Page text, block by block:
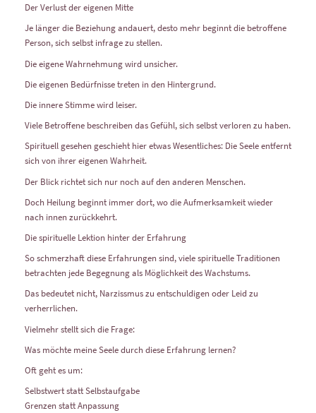
Der Verlust der eigenen Mitte
Je länger die Beziehung andauert, desto mehr beginnt die betroffene
Person, sich selbst infrage zu stellen.
Die eigene Wahrnehmung wird unsicher.
Die eigenen Bedürfnisse treten in den Hintergrund.
Die innere Stimme wird leiser.
Viele Betroffene beschreiben das Gefühl, sich selbst verloren zu haben.
Spirituell gesehen geschieht hier etwas Wesentliches: Die Seele entfernt
sich von ihrer eigenen Wahrheit.
Der Blick richtet sich nur noch auf den anderen Menschen.
Doch Heilung beginnt immer dort, wo die Aufmerksamkeit wieder
nach innen zurückkehrt.
Die spirituelle Lektion hinter der Erfahrung
So schmerzhaft diese Erfahrungen sind, viele spirituelle Traditionen
betrachten jede Begegnung als Möglichkeit des Wachstums.
Das bedeutet nicht, Narzissmus zu entschuldigen oder Leid zu
verherrlichen.
Vielmehr stellt sich die Frage:
Was möchte meine Seele durch diese Erfahrung lernen?
Oft geht es um:
Selbstwert statt Selbstaufgabe
Grenzen statt Anpassung